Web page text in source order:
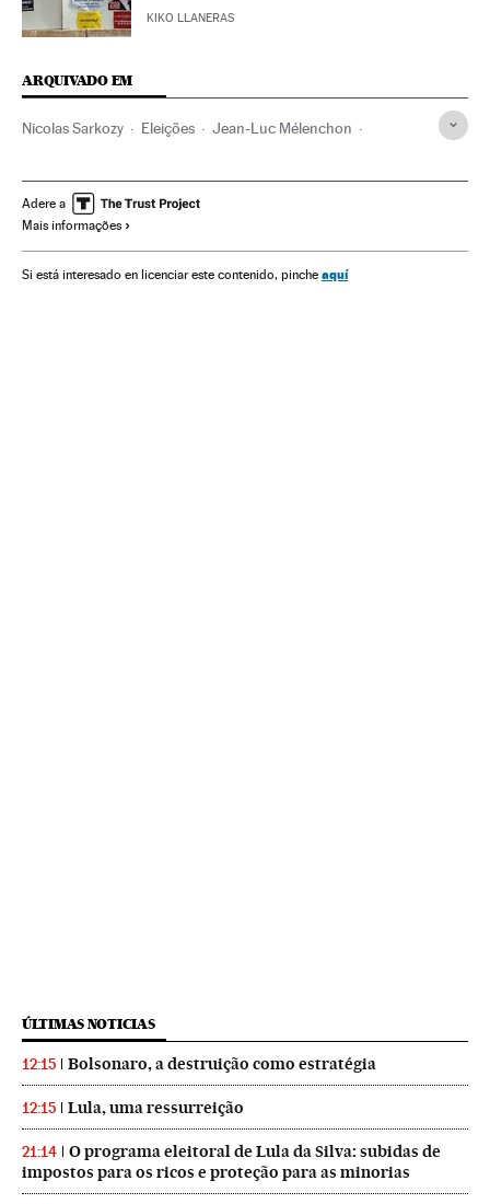
KIKO LLANERAS
ARQUIVADO EM
Nicolas Sarkozy Eleições Jean-Luc Mélenchon
François Fillon Benoît Hamon
François Hollande
Política Presidenciales Francia 2017
Adere a
Mais informações
Si está interesado en licenciar este contenido, pinche aquí
ÚLTIMAS NOTICIAS
12:15 Bolsonaro, a destruição como estratégia
12:15 Lula, uma ressurreição
21:14
O programa eleitoral de Lula da Silva: subidas de
impostos para os ricos e proteção para as minorias